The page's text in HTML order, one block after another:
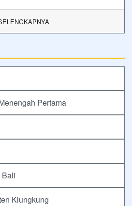
Pertama
Klungkung